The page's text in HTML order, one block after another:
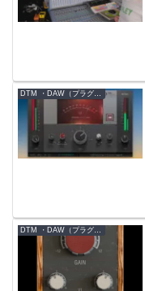
DTM ・DAW（プラグイン、シンセなど）のセール情報